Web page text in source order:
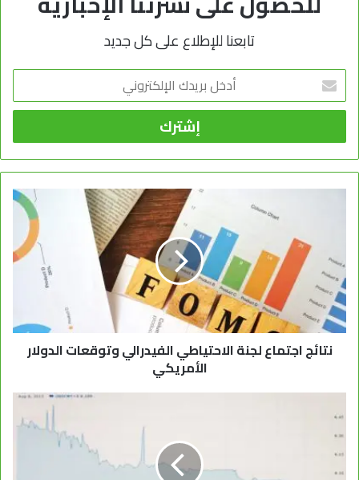
تابعنا للإطلاع على كل جديد
أدخل
بريدك
الإلكتروني
نتائج اجتماع لجنة الاحتياطي الفيدرالي وتوقعات الدولار
الأمريكي